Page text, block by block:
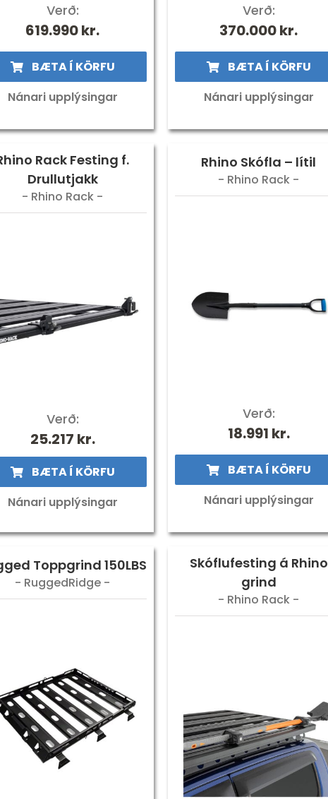
Verð:
619.990kr.
BÆTA Í KÖRFU
Nánari upplýsingar
Verð:
370.000kr.
BÆTA Í KÖRFU
Nánari upplýsingar
Rack Festing f.
Drullutjakk
- Rhino Rack -
Verð:
25.217 kr.
BÆTA Í KÖRFU
Nánari upplýsingar
Rhino Skófla – lítil
- Rhino Rack -
Verð:
18.991 kr.
BÆTA Í KÖRFU
Nánari upplýsingar
Toppgrind 150LBS
- RuggedRidge -
Skóflufesting á Rhino
grind
- Rhino Rack -